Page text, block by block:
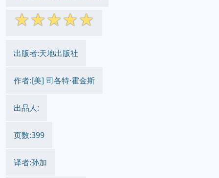
☆☆☆☆☆
出版者:天地出版社
作者:[美] 司各特·霍金斯
出品人:
页数:399
译者:孙加